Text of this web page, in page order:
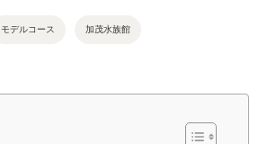
モデルコース 加茂水族館